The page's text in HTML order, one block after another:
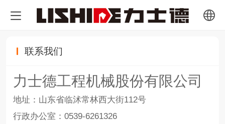
联系我们
力士德工程机械股份有限公司
地址：山东省临沭常林西大街112号
行政办公室：0539-6261326